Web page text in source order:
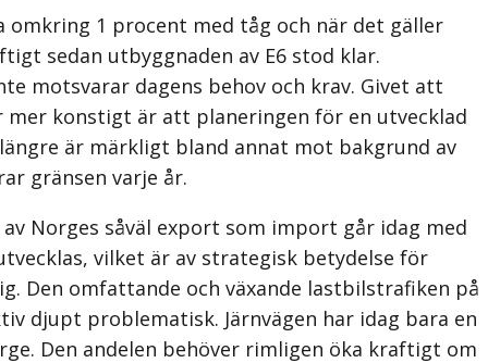
1 procent med tåg och när det gäller
sedan utbyggnaden av E6 stod klar.
motsvarar dagens behov och krav. Givet att
mer konstigt är att planeringen för en utvecklad
är märkligt bland annat mot bakgrund av
gränsen varje år.
Norges såväl export som import går idag med
vilket är av strategisk betydelse för
Den omfattande och växande lastbilstrafiken på
djupt problematisk. Järnvägen har idag bara en
Den andelen behöver rimligen öka kraftigt om